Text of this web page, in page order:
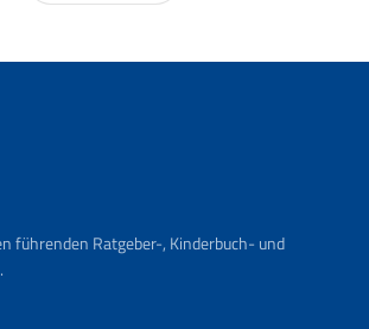
führenden Ratgeber-, Kinderbuch- und